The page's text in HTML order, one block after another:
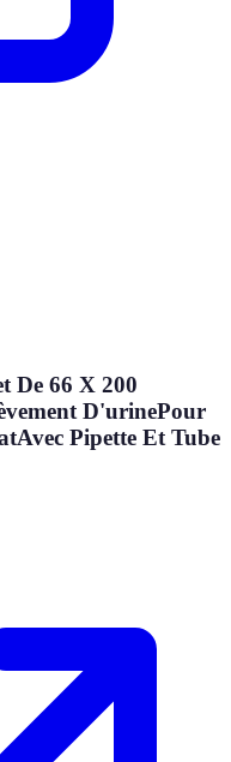
De 66 X 200
D'urinePour
Pipette Et Tube